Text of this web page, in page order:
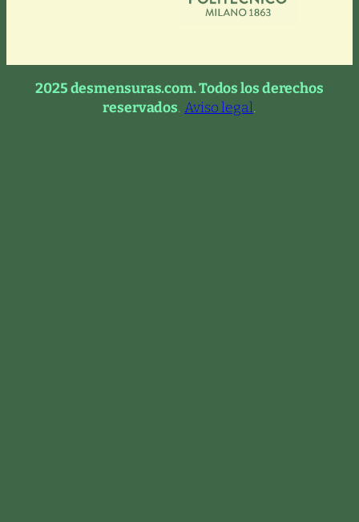
2025 desmensuras.com. Todos los derechos
reservados. Aviso legal.